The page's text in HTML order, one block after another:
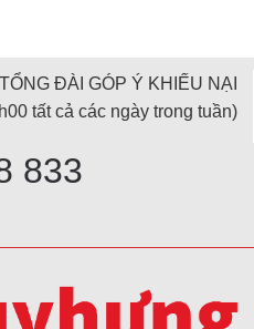
TỔNG ĐÀI GÓP Ý KHIẾU NẠI
tất cả các ngày trong tuần)
833